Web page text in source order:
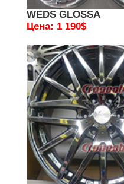
WEDS GLOSSA
Цена: 1 190$